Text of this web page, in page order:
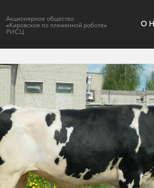
О НАС
Акционерное общество
Кировское по племенной работе»
РИСЦ